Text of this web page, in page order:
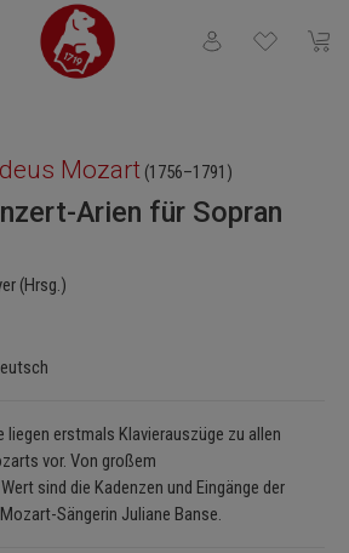
Du hast 0
Mozart (1756–1791)
Arien für Sopran
(Hrsg.)
erstmals Klavierauszüge zu allen
vor. Von großem
sind die Kadenzen und Eingänge der
Sängerin Juliane Banse.